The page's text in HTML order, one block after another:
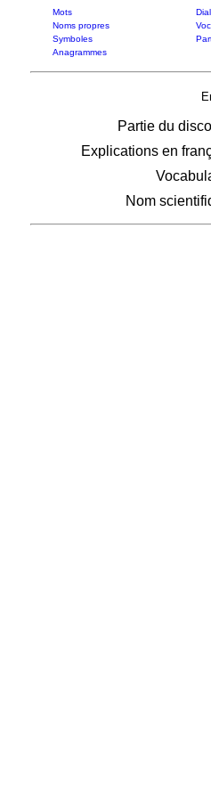
Mots
Noms propres
Symboles
Anagrammes
Partie du
Explications en
Nom